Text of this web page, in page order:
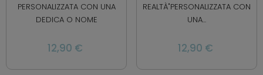
PERSONALIZZATA CON UNA
DEDICA O NOME
12,90 €
REALTÀ"PERSONALIZZATA CON
UNA...
12,90 €